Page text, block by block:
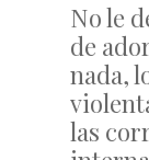
No le
de
nada,
las